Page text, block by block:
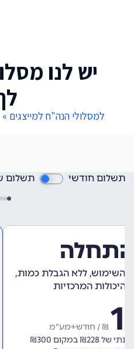
יש לנו
למסלולי הנה"ח למייצגים »